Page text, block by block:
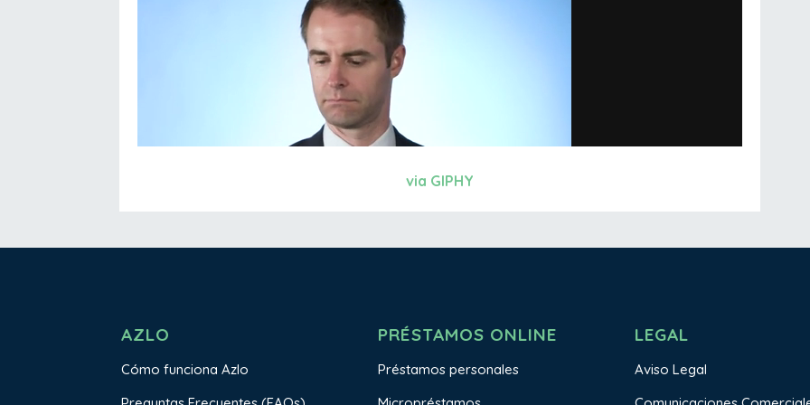
via GIPHY
AZLO
Cómo funciona Azlo
PRÉSTAMOS ONLINE
Préstamos personales
LEGAL
Aviso Legal